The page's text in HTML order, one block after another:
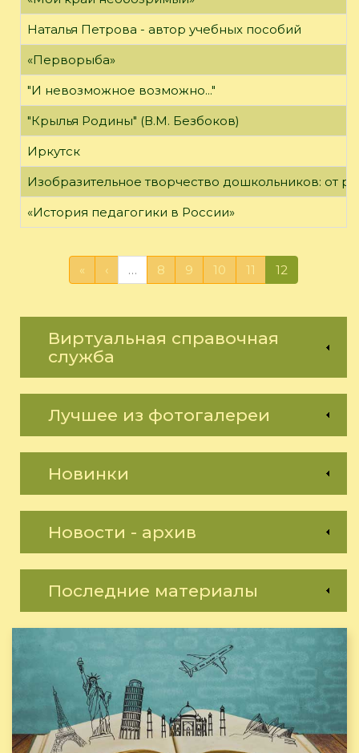
Наталья Петрова - автор учебных пособий
«Перворыба»
"И невозможное возможно..."
"Крылья Родины" (В.М. Безбоков)
Иркутск
Изобразительное творчество дошкольников: от
«История педагогики в России»
« ‹ … 8 9 10 11 12
Виртуальная справочная
служба
Лучшее из фотогалереи
Новинки
Новости - архив
Последние материалы